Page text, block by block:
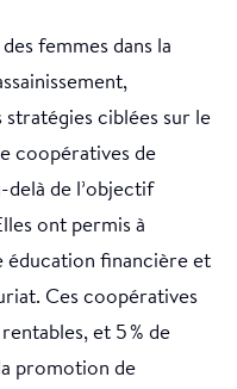
femmes dans la
stratégies ciblées sur le
coopératives de
delà de l’objectif
ont permis à
éducation financière et
Ces coopératives
et 5 % de
promotion de